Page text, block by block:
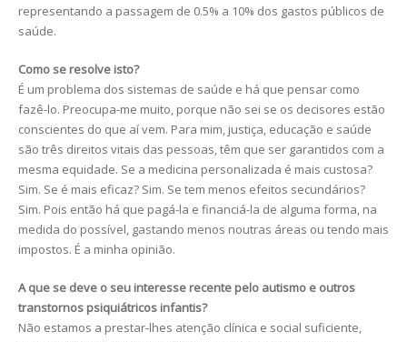
representando a passagem de 0.5% a 10% dos gastos públicos de
saúde.
Como se resolve isto?
É um problema dos sistemas de saúde e há que pensar como
fazê-lo. Preocupa-me muito, porque não sei se os decisores estão
conscientes do que aí vem. Para mim, justiça, educação e saúde
são três direitos vitais das pessoas, têm que ser garantidos com a
mesma equidade. Se a medicina personalizada é mais custosa?
Sim. Se é mais eficaz? Sim. Se tem menos efeitos secundários?
Sim. Pois então há que pagá-la e financiá-la de alguma forma, na
medida do possível, gastando menos noutras áreas ou tendo mais
impostos. É a minha opinião.
A que se deve o seu interesse recente pelo autismo e outros
transtornos psiquiátricos infantis?
Não estamos a prestar-lhes atenção clínica e social suficiente,